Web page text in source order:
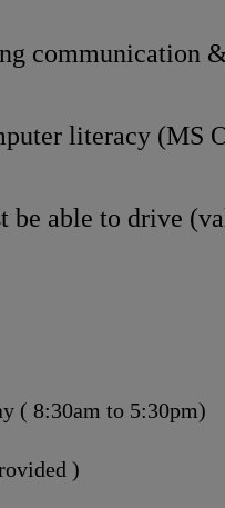
communication
literacy (MS
be able to drive
( 8:30am to 5:30pm)
)